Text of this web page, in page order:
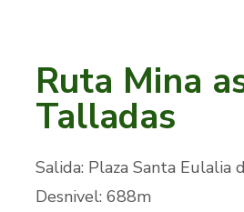
Ruta Mina
Talladas
Salida: Plaza Santa Eulalia
Desnivel: 688m